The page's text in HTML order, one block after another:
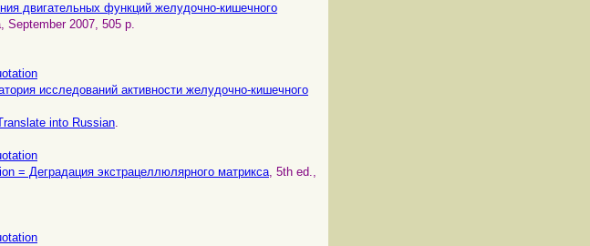
двигательных функций желудочно-кишечного
September 2007, 505 p.
исследований активности желудочно-кишечного
into Russian.
= Деградация экстрацеллюлярного матрикса, 5th ed.,